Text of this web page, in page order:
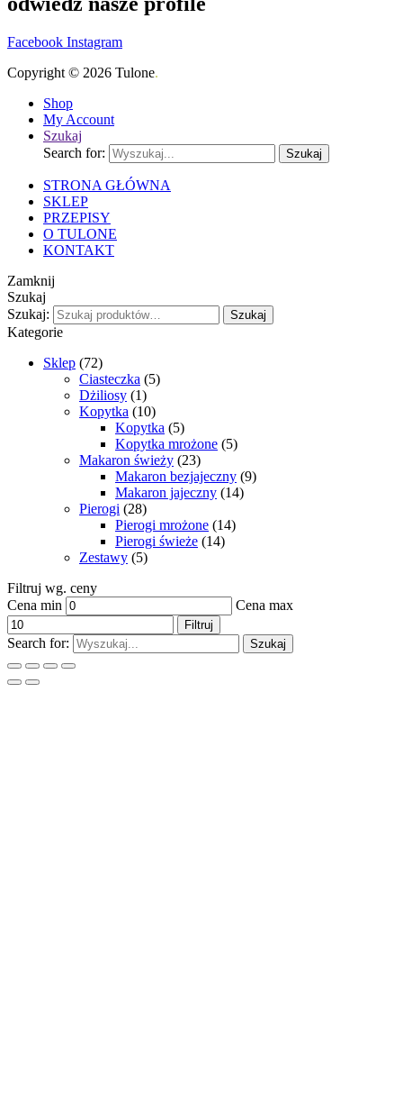
Facebook Instagram
Copyright © 2026 Tulone.
Shop
My Account
Szukaj
Search for:
Szukaj
STRONA GŁÓWNA
SKLEP
PRZEPISY
O TULONE
KONTAKT
Zamknij
Szukaj
Szukaj:
Szukaj
Kategorie
Sklep (72)
Ciasteczka (5)
Dżiliosy (1)
Kopytka (10)
Kopytka (5)
Kopytka mrożone (5)
Makaron świeży (23)
Makaron bezjajeczny (9)
Makaron jajeczny (14)
Pierogi (28)
Pierogi mrożone (14)
Pierogi świeże (14)
Zestawy (5)
Filtruj wg. ceny
Cena min
Cena max
Filtruj
Search for: Szukaj